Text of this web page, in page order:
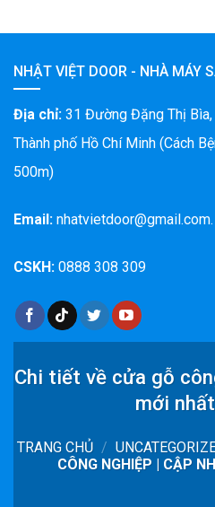
NHẬT VIỆT DOOR - NHÀ MÁY
Địa chỉ: 31 Đường Đặng Thị Bìa,
Thành phố Hồ Chí Minh (Cách
500m)
Email: nhatvietdoor@gmail.com.
CSKH: 0888 308 309
Chi tiết về cửa gỗ
mới
TRANG CHỦ /
CÔNG NGHIỆP | CẬP